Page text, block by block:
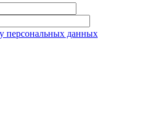
персональных данных